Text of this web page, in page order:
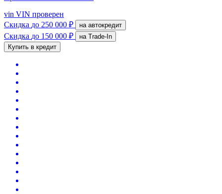
vin VIN проверен
Скидка до 250 000 ₽ на автокредит
Скидка до 150 000 ₽
на Trade-In
Купить в кредит